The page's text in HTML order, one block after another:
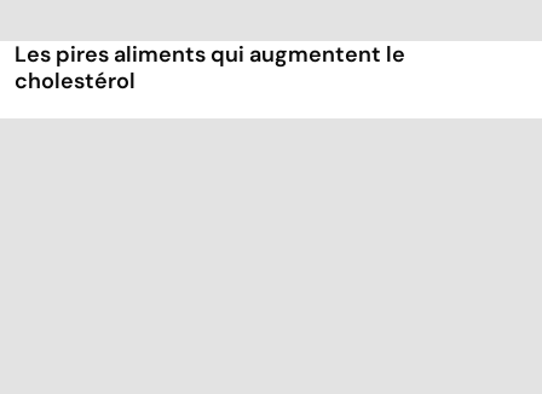
Les pires aliments qui augmentent le
cholestérol